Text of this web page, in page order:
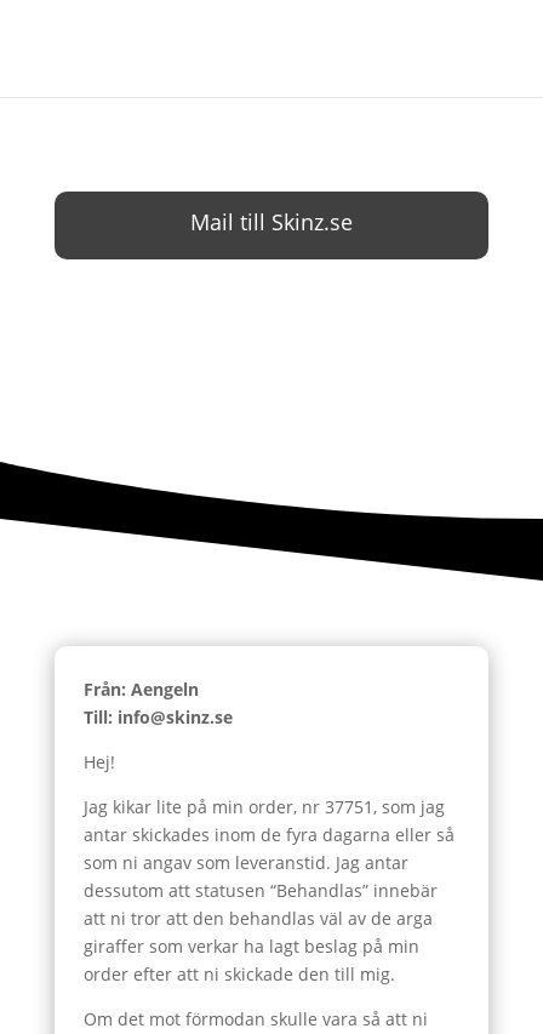
Mail till Skinz.se
Från: Aengeln
Till: info@skinz.se
Hej!
Jag kikar lite på min order, nr 37751, som jag
antar skickades inom de fyra dagarna eller så
som ni angav som leveranstid. Jag antar
dessutom att statusen “Behandlas” innebär
att ni tror att den behandlas väl av de arga
giraffer som verkar ha lagt beslag på min
order efter att ni skickade den till mig.
Om det mot förmodan skulle vara så att ni